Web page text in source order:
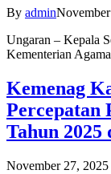
By admin
Ungaran – Kepala
Kementerian
Kemenag
Percepatan
Tahun 2025
November 27, 2025